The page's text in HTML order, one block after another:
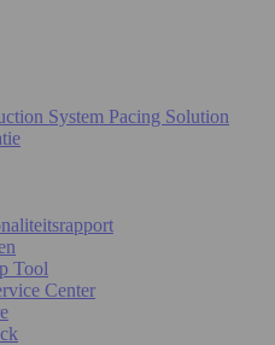
System Pacing Solution
Tool
Center